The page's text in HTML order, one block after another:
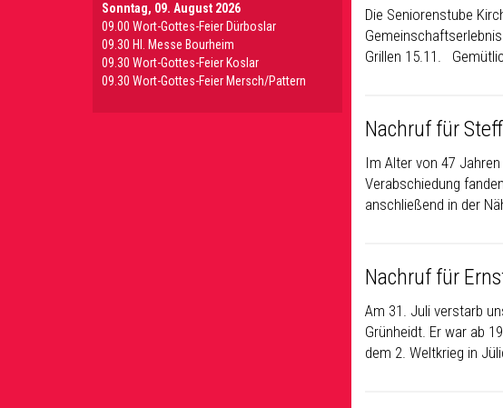
Die Seniorenstube
Grillen 15.11.
Nachruf für
Im Alter von 47
Verabschiedung
anschließend in der
Nachruf für
Am 31. Juli verstarb
Grünheidt. Er war ab
dem 2. Weltkrieg in
Sonntag, 09. August 2026
09.00 Wort-Gottes-Feier Dürboslar
09.30 HI. Messe Bourheim
09.30 Wort-Gottes-Feier Koslar
09.30 Wort-Gottes-Feier Mersch/Pattern